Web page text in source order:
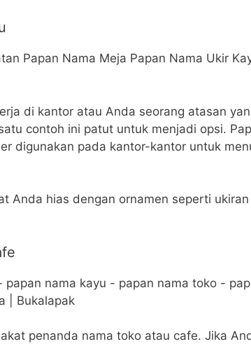
di kantor atau Anda seorang atasan
contoh ini patut untuk menjadi opsi.
digunakan pada kantor-kantor untuk
Anda hias dengan ornamen seperti
penanda nama toko atau cafe. Jika